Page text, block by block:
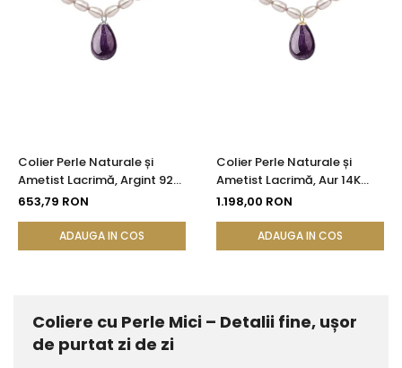
Colier Perle Naturale și
Ametist Lacrimă, Argint 925,
Model Princess | KASKADDA®
653,79 RON
ADAUGA IN COS
Colier Perle Naturale și
Ametist Lacrimă, Aur 14K
(Aur 585), Model Princess |
1.198,00 RON
ADAUGA IN COS
Coliere cu Perle Mici – Detalii fine, ușor
de purtat zi de zi